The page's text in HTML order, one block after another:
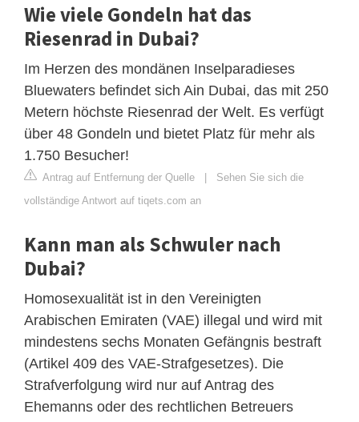
Wie viele Gondeln hat das
Riesenrad in Dubai?
Im Herzen des mondänen Inselparadieses
Bluewaters befindet sich Ain Dubai, das mit 250
Metern höchste Riesenrad der Welt. Es verfügt
über 48 Gondeln und bietet Platz für mehr als
1.750 Besucher!
Antrag auf Entfernung der Quelle | Sehen Sie sich die
vollständige Antwort auf tiqets.com an
Kann man als Schwuler nach
Dubai?
Homosexualität ist in den Vereinigten
Arabischen Emiraten (VAE) illegal und wird mit
mindestens sechs Monaten Gefängnis bestraft
(Artikel 409 des VAE-Strafgesetzes). Die
Strafverfolgung wird nur auf Antrag des
Ehemanns oder des rechtlichen Betreuers